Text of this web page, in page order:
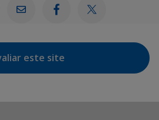
este site